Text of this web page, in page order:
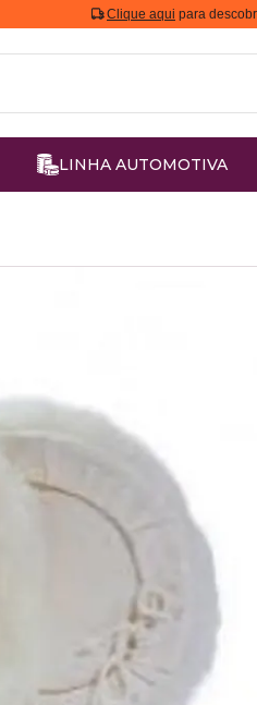
Clique aqui para
LINHA AUTOMOTIVA